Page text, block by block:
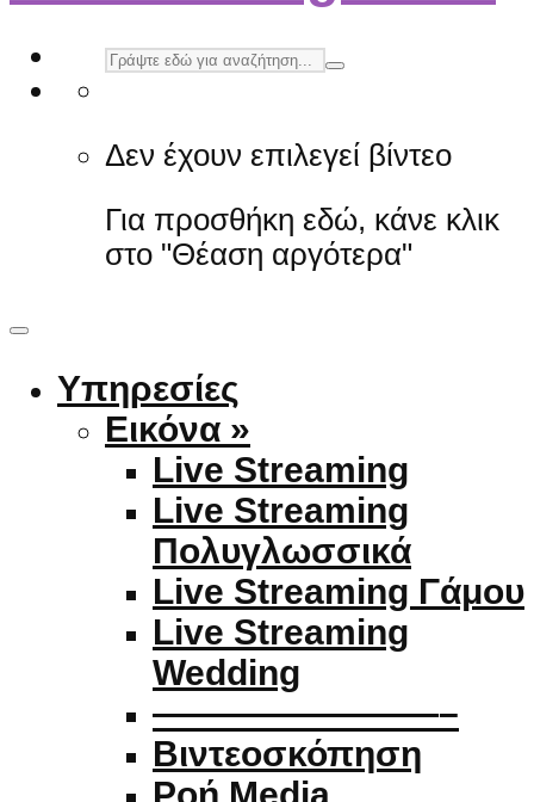
Δεν έχουν επιλεγεί βίντεο
Για προσθήκη εδώ, κάνε κλικ
στο "Θέαση αργότερα"
Υπηρεσίες
Εικόνα »
Live Streaming
Live Streaming
Πολυγλωσσικά
Live Streaming Γάμου
Live Streaming
Wedding
————————–
Βιντεοσκόπηση
Ροή Media